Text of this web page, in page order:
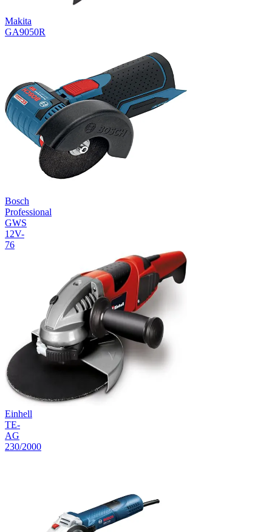
Makita
GA9050R
Bosch
Professional
GWS
12V-
76
Einhell
TE-
AG
230/2000